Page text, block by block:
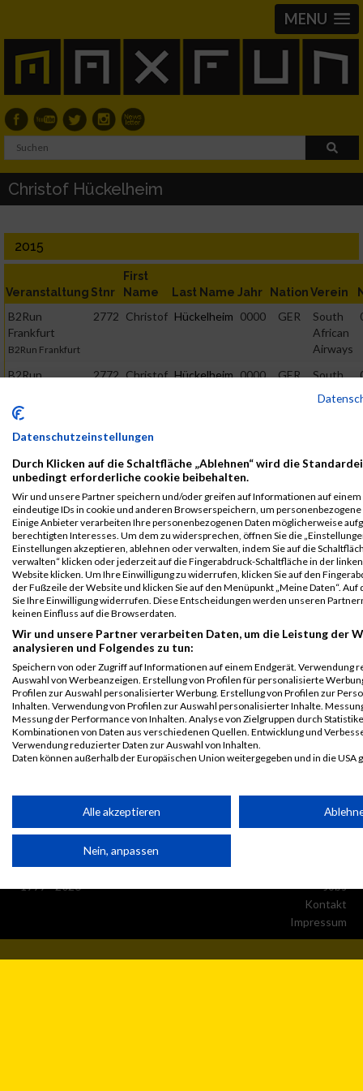
MENU
Christof Hückelheim
2015
Veranstaltung Stnr
First
Name
Last Name Jahr NationVerein
B2Run
Frankfurt
B2Run Frankfurt
2772 Christof Hückelheim 0000 GER
South
African
Airways
B2Run
Einzelwertung
männlich
2772 Christof Hückelheim 0000 GER
South
Airways
Frankfurt
Teamwertung
mixed
African
Legende:
GPos = Geschlechter Position, KPos = Kategorie Position, TPos =
Team Position, DNS = Did not start, DNF = Did not finish, DQ =
Disqualifiziert
© MaxFun Sports GmbH
1999 - 2026
Jobs
Kontakt
Impressum
Datenschutzeinstellungen
Durch Klicken auf die Schaltfläche „Ablehnen“ wird die
unbedingt erforderliche cookie beibehalten.
Wir und unsere Partner speichern und/oder greifen auf Informationen auf einem
eindeutige IDs in cookie und anderen Browserspeichern, um
Einige Anbieter verarbeiten Ihre personenbezogenen Daten möglicherweise
berechtigten Interesses. Um dem zu widersprechen, öffnen Sie die
Einstellungen akzeptieren, ablehnen oder verwalten, indem Sie auf die
verwalten“ klicken oder jederzeit auf die Fingerabdruck-Schaltfläche in der
Website klicken. Um Ihre Einwilligung zu widerrufen, klicken Sie auf den
der Fußzeile der Website und klicken Sie auf den Menüpunkt „Meine Daten“. Auf
Sie Ihre Einwilligung widerrufen. Diese Entscheidungen werden unseren
keinen Einfluss auf die Browserdaten.
Wir und unsere Partner verarbeiten Daten, um die Leistung der
analysieren und Folgendes zu tun:
Speichern von oder Zugriff auf Informationen auf einem Endgerät. Verwendung
Auswahl von Werbeanzeigen. Erstellung von Profilen für personalisierte
Profilen zur Auswahl personalisierter Werbung. Erstellung von Profilen zur
Inhalten. Verwendung von Profilen zur Auswahl personalisierter Inhalte.
Messung der Performance von Inhalten. Analyse von Zielgruppen durch
Kombinationen von Daten aus verschiedenen Quellen. Entwicklung und
Verwendung reduzierter Daten zur Auswahl von Inhalten.
Daten können außerhalb der Europäischen Union weitergegeben und in die USA
Partnerliste anzeigen (1 IAB-Anbieter)
Wir nutzen Ihre Daten für folgende Zwecke:
IAB-Verarbeitungszwecke:
Endgerät
Verwendung reduzierter Daten zur Auswahl von
Alle akzeptieren
Nein, anpassen